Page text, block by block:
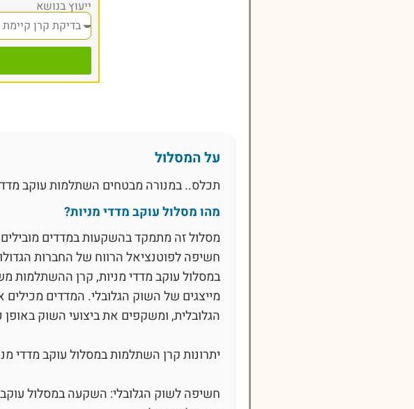
ייעוץ בנושא
על המסלול
תכלס.. במנורה מבטחים השתלמות עוקב
מהו מסלול עוקב מדדי מניות?
חשיפה לפוטנציאל הרווח של החברות
במסלול עוקב מדדי מניות, קרן ההשתלמות
מייצגים של השוק הגלובלי. המדדים
הגלובלית, ומשקפים את ביצועי השוק באופן
יתרונות קרן השתלמות במסלול עוקב מדדי
חשיפה לשוק הגלובלי: השקעה במסלול עוקב